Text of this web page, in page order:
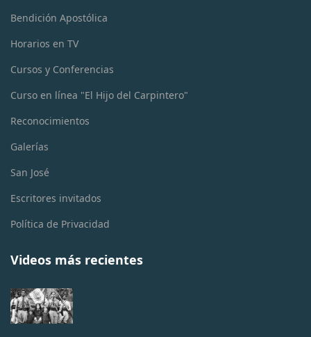
Bendición Apostólica
Horarios en TV
Cursos y Conferencias
Curso en línea "El Hijo del Carpintero"
Reconocimientos
Galerías
San José
Escritores invitados
Política de Privacidad
Videos más recientes